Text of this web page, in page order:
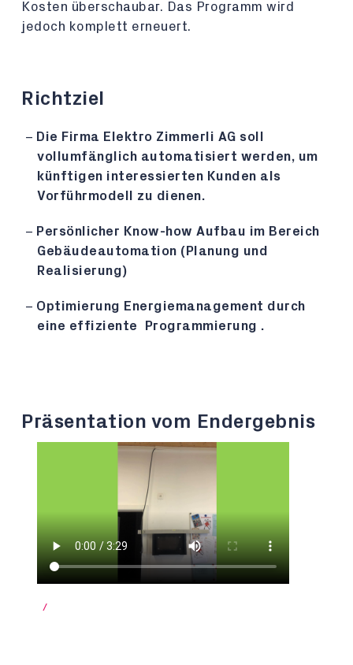
Kosten überschaubar. Das Programm wird
jedoch komplett erneuert.
Richtziel
Die Firma Elektro Zimmerli AG soll
vollumfänglich automatisiert werden, um
künftigen interessierten Kunden als
Vorführmodell zu dienen.
Persönlicher Know-how Aufbau im Bereich
Gebäudeautomation (Planung und
Realisierung)
Optimierung Energiemanagement durch
eine effiziente Programmierung .
Präsentation vom Endergebnis
/